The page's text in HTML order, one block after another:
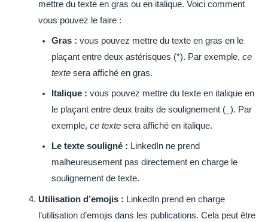
mettre du texte en gras ou en italique. Voici comment
vous pouvez le faire :
Gras : vous pouvez mettre du texte en gras en le
plaçant entre deux astérisques (*). Par exemple, ce
textesera affiché en gras.
Italique : vous pouvez mettre du texte en italique en
le plaçant entre deux traits de soulignement (_). Par
exemple, ce textesera affiché en italique.
Le texte souligné : LinkedIn ne prend
malheureusement pas directement en charge le
soulignement de texte.
Utilisation d’emojis : LinkedIn prend en charge
l’utilisation d’emojis dans les publications. Cela peut être